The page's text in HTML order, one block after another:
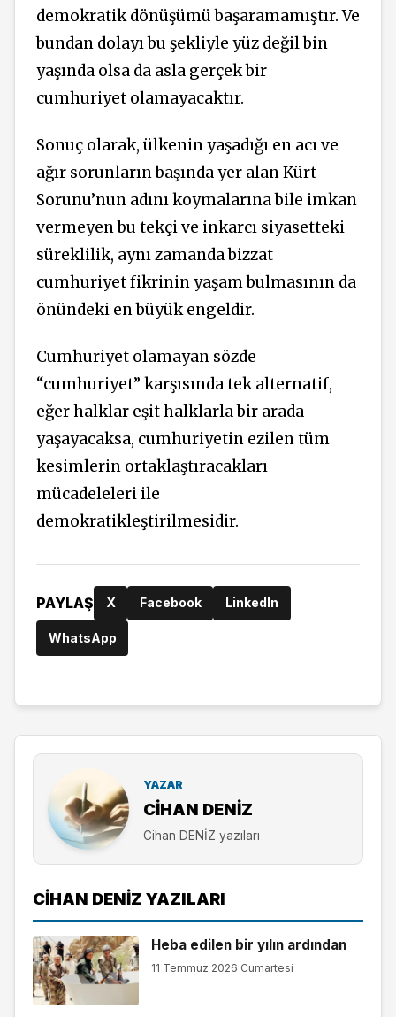
demokratik dönüşümü başaramamıştır. Ve
bundan dolayı bu şekliyle yüz değil bin
yaşında olsa da asla gerçek bir
cumhuriyet olamayacaktır.
Sonuç olarak, ülkenin yaşadığı en acı ve
ağır sorunların başında yer alan Kürt
Sorunu’nun adını koymalarına bile imkan
vermeyen bu tekçi ve inkarcı siyasetteki
süreklilik, aynı zamanda bizzat
cumhuriyet fikrinin yaşam bulmasının da
önündeki en büyük engeldir.
Cumhuriyet olamayan sözde
“cumhuriyet” karşısında tek alternatif,
eğer halklar eşit halklarla bir arada
yaşayacaksa, cumhuriyetin ezilen tüm
kesimlerin ortaklaştıracakları
mücadeleleri ile
demokratikleştirilmesidir.
PAYLAŞ X Facebook LinkedIn
WhatsApp
YAZAR
CIHAN DENİZ
Cihan DENİZ yazıları
CIHAN DENİZ YAZILARI
Heba edilen bir yılın ardından
11 Temmuz 2026 Cumartesi